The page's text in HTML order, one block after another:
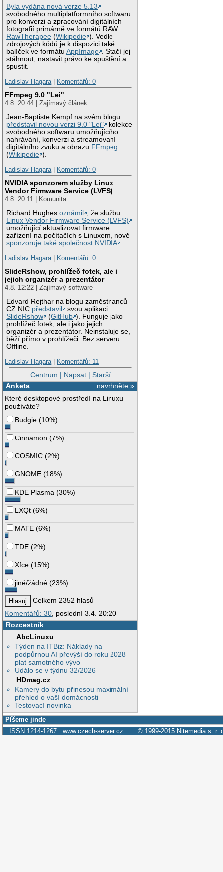
Byla vydána nová verze 5.13
svobodného multiplatformního softwaru
pro konverzi a zpracování digitálních
fotografií primárně ve formátů RAW
RawTherapee (Wikipedie ). Vedle
zdrojových kódů je k dispozici také
balíček ve formátuAppImage . Stačí jej
stáhnout, nastavit právo ke spuštění a
spustit.
Ladislav Hagara| Komentářů: 0
FFmpeg 9.0 "Lei"
4.8. 20:44 | Zajímavý článek
Jean-Baptiste Kempf na svém blogu
představil novou verzi 9.0 "Lei"
kolekce
svobodného softwaru umožňujícího
nahrávání, konverzi a streamovaní
digitálního zvuku a obrazu FFmpeg
(Wikipedie ).
Ladislav Hagara| Komentářů: 0
NVIDIA sponzorem služby Linux
Vendor Firmware Service (LVFS)
4.8. 20:11 | Komunita
Richard Hughesoznámil
, že službu
Linux Vendor Firmware Service (LVFS)
umožňující aktualizovat firmware
zařízení na počítačích s Linuxem, nově
sponzoruje také společnost NVIDIA .
Ladislav Hagara| Komentářů: 0
SlideRshow, prohlížeč fotek, ale i
jejich organizér a prezentátor
4.8. 12:22 | Zajímavý software
Edvard Rejthar na blogu zaměstnanců
CZ.NIC představil
svou aplikaci
SlideRshow
(GitHub ). Funguje jako
prohlížeč fotek, ale i jako jejich
organizér a prezentátor. Neinstaluje se,
běží přímo v prohlížeči. Bez serveru.
Offline.
Ladislav Hagara| Komentářů: 11
Centrum | Napsat| Starší
navrhněte »
Anketa
Které desktopové prostředí na Linuxu
používáte?
Budgie (10%)
Cinnamon (7%)
COSMIC (2%)
GNOME (18%)
KDE Plasma (30%)
LXQt (6%)
MATE (6%)
TDE (2%)
Xfce (15%)
jiné/žádné (23%)
Celkem 2352 hlasů
Komentářů: 30 , poslední 3.4. 20:20
Rozcestník
AbcLinuxu
Týden na ITBiz: Náklady na
podpůrnou AI převýší do roku 2028
plat samotného vývo
Událo se v týdnu 32/2026
HDmag.cz
Kamery do bytu přinesou maximální
přehled o vaší domácnosti
Testovací novinka
Píšeme jinde
ISSN 1214-1267 www.czech-server.cz © 1999-2015 Nitemedia s. r.